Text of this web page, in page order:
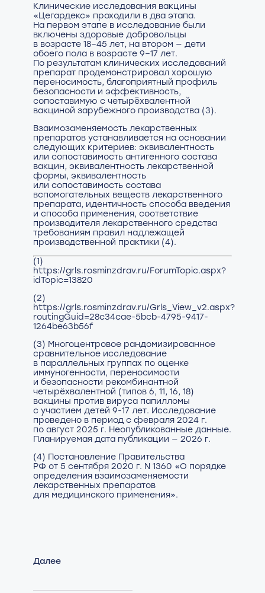
Клинические исследования вакцины
«Цегардекс» проходили в два этапа.
На первом этапе в исследование были
включены здоровые добровольцы
в возрасте 18–45 лет, на втором — дети
обоего пола в возрасте 9–17 лет.
По результатам клинических исследований
препарат продемонстрировал хорошую
переносимость, благоприятный профиль
безопасности и эффективность,
сопоставимую с четырёхвалентной
вакциной зарубежного производства (3).
Взаимозаменяемость лекарственных
препаратов устанавливается на основании
следующих критериев: эквивалентность
или сопоставимость антигенного состава
вакцин, эквивалентность лекарственной
формы, эквивалентность
или сопоставимость состава
вспомогательных веществ лекарственного
препарата, идентичность способа введения
и способа применения, соответствие
производителя лекарственного средства
требованиям правил надлежащей
производственной практики (4).
(1)
https://grls.rosminzdrav.ru/ForumTopic.aspx?
idTopic=13820
(2)
https://grls.rosminzdrav.ru/Grls_View_v2.aspx?
routingGuid=28c34cae-5bcb-4795-9417-
1264be63b56f
(3) Многоцентровое рандомизированное
сравнительное исследование
в параллельных группах по оценке
иммуногенности, переносимости
и безопасности рекомбинантной
четырёхвалентной (типов 6, 11, 16, 18)
вакцины против вируса папилломы
с участием детей 9-17 лет. Исследование
проведено в период с февраля 2024 г.
по август 2025 г. Неопубликованные данные.
Планируемая дата публикации — 2026 г.
(4) Постановление Правительства
РФ от 5 сентября 2020 г. N 1360 «О порядке
определения взаимозаменяемости
лекарственных препаратов
для медицинского применения».
Далее